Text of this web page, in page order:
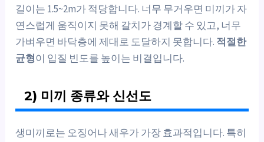
길이는 1.5~2m가 적당합니다. 너무 무거우면 미끼가 자
연스럽게 움직이지 못해 갈치가 경계할 수 있고, 너무
가벼우면 바닥층에 제대로 도달하지 못합니다. 적절한
균형이 입질 빈도를 높이는 비결입니다.
2) 미끼 종류와 신선도
생미끼로는 오징어나 새우가 가장 효과적입니다. 특히